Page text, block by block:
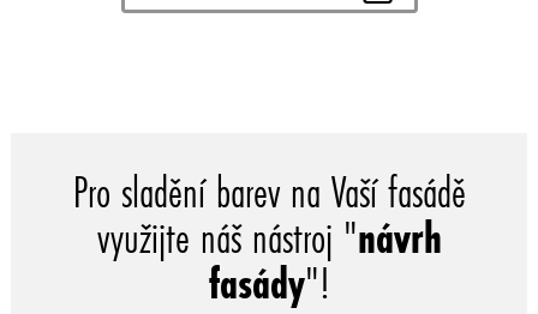
Pro sladění barev na Vaší fasádě
využijte náš nástroj "návrh
fasády"!